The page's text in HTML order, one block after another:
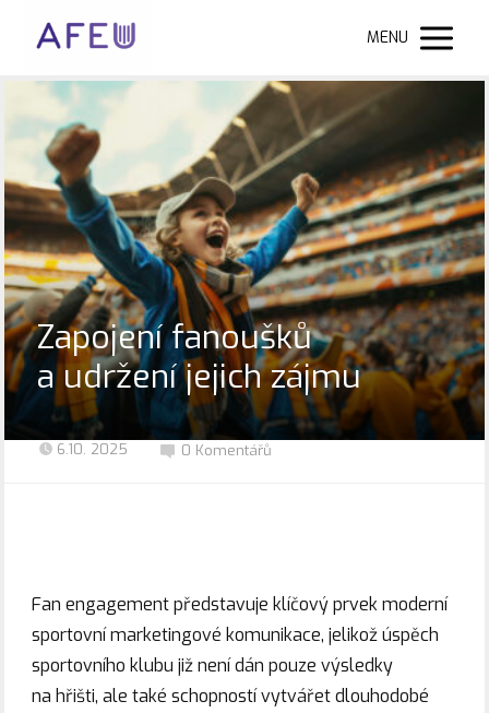
MENU
Zapojení fanoušků
a udržení jejich zájmu
6.10. 2025 0 Komentářů
Fan engagement představuje klíčový prvek moderní
sportovní marketingové komunikace, jelikož úspěch
sportovního klubu již není dán pouze výsledky
na hřišti, ale také schopností vytvářet dlouhodobé